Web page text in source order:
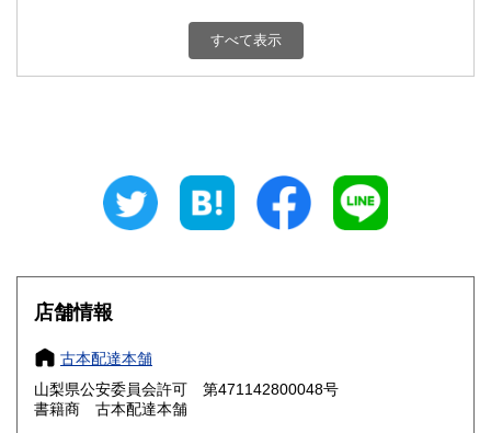
800円 富山県
800円 三重県
大阪府
奈良県
鳥取県 800円 島根県
すべて表示
店舗情報
古本配達本舗
山梨県公安委員会許可 第471142800048号
書籍商 古本配達本舗